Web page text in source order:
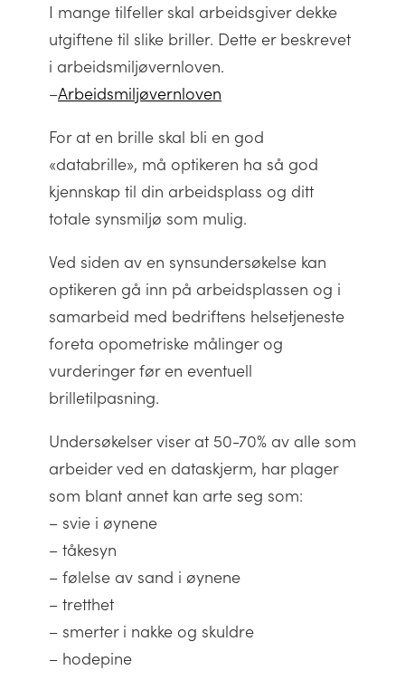
I mange tilfeller skal arbeidsgiver dekke
utgiftene til slike briller. Dette er beskrevet
i arbeidsmiljøvernloven.
–Arbeidsmiljøvernloven
For at en brille skal bli en god
«databrille», må optikeren ha så god
kjennskap til din arbeidsplass og ditt
totale synsmiljø som mulig.
Ved siden av en synsundersøkelse kan
optikeren gå inn på arbeidsplassen og i
samarbeid med bedriftens helsetjeneste
foreta opometriske målinger og
vurderinger før en eventuell
brilletilpasning.
Undersøkelser viser at 50-70% av alle som
arbeider ved en dataskjerm, har plager
som blant annet kan arte seg som:
– svie i øynene
– tåkesyn
– følelse av sand i øynene
– tretthet
– smerter i nakke og skuldre
– hodepine